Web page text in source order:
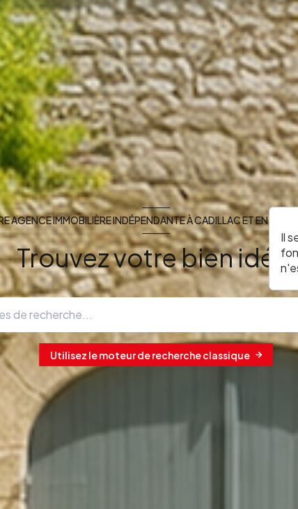
AGENCE IMMOBILIÈRE INDÉPENDANTE À CADILLAC ET EN SUD
Trouvez votre bien idéal
Il
Utilisez le moteur de recherche classique